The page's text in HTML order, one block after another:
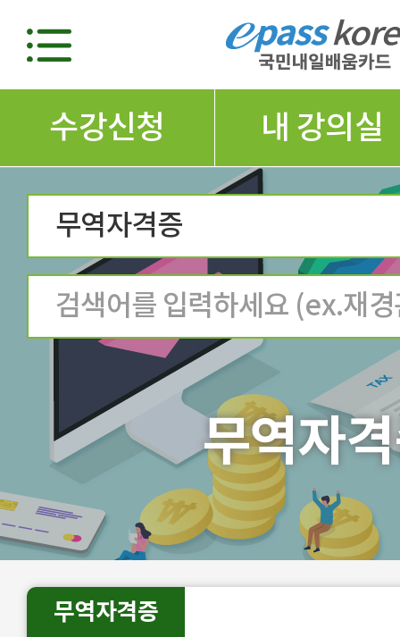
수강신청 내 강의실
무역자격증
무역자
무역자격증